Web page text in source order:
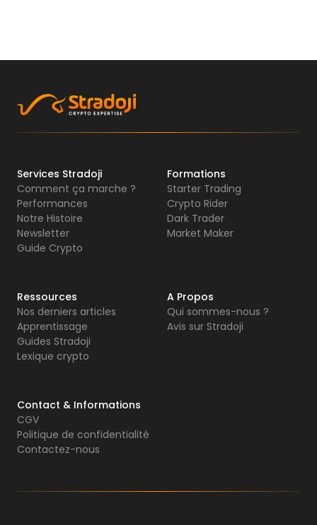
Services Stradoji
Comment ça marche ?
Performances
Notre Histoire
Newsletter
Guide Crypto
Formations
Starter Trading
Crypto Rider
Dark Trader
Market Maker
Ressources
Nos derniers articles
Apprentissage
Guides Stradoji
Lexique crypto
A Propos
Qui sommes-nous ?
Avis sur Stradoji
Contact & Informations
CGV
Politique de confidentialité
Contactez-nous